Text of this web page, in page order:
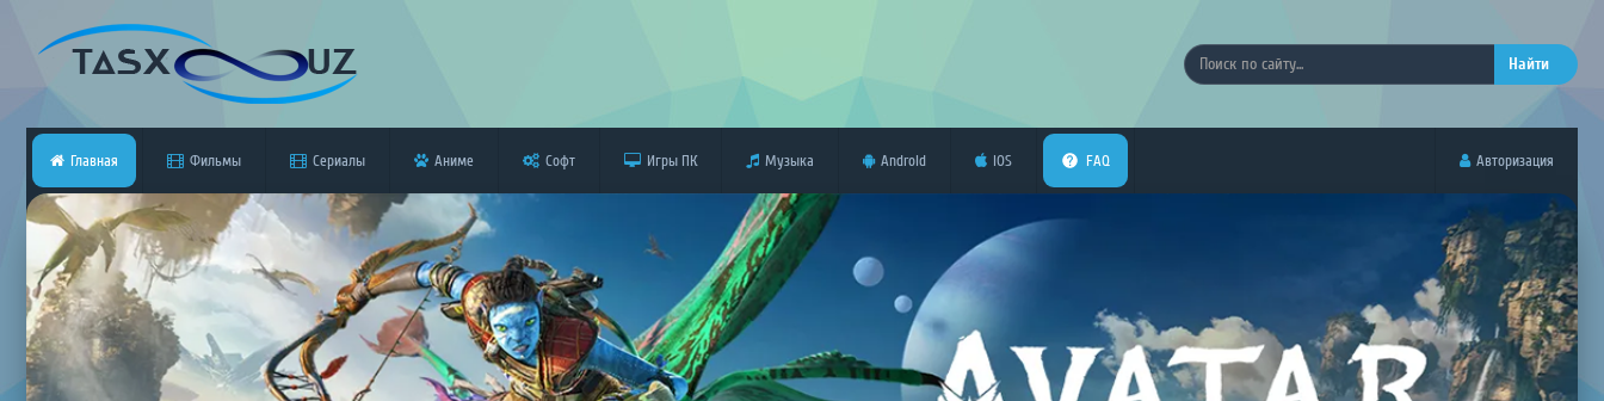
Найти
Главная Фильмы Сериалы Аниме Софт Игры ПК Музыка Android iOS FAQ Авторизация